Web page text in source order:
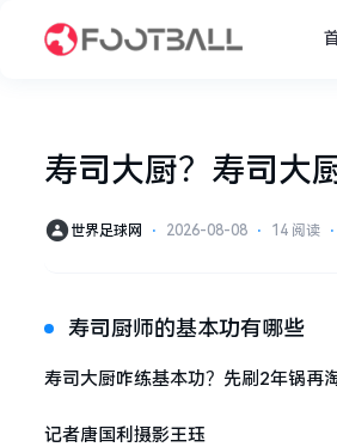
寿司大厨？寿司大
世界足球网 ⋅ 2026-08-08 ⋅ 14 阅读 ⋅
寿司厨师的基本功有哪些
寿司大厨咋练基本功？先刷2年锅再
记者唐国利摄影王珏